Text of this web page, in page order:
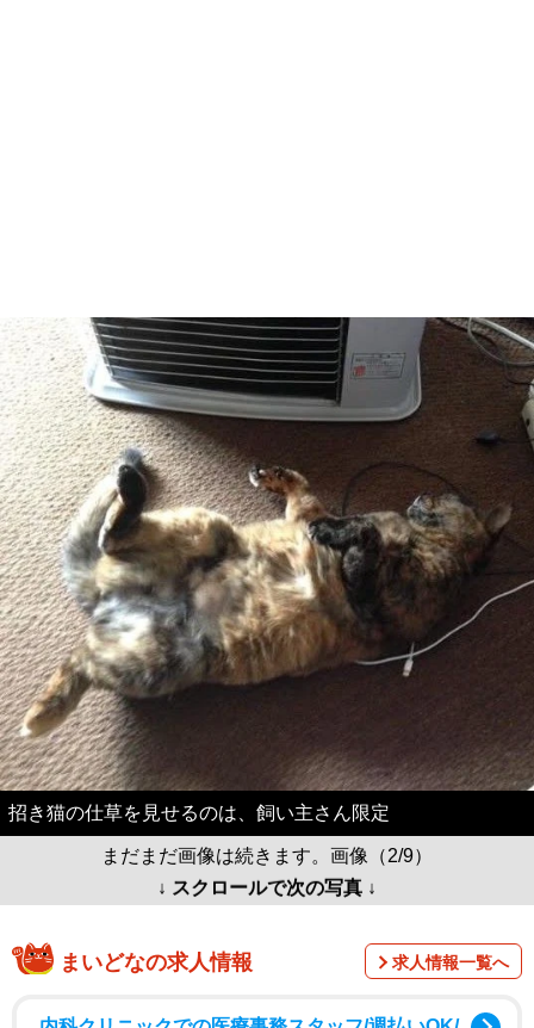
招き猫の仕草を見せるのは、飼い主さん限定
まだまだ画像は続きます。画像（2/9）
↓ スクロールで次の写真 ↓
まいどなの求人情報 求人情報一覧へ